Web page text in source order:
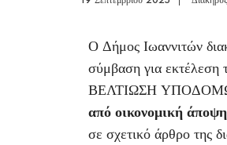
Ο Δήμος Ιωαννιτών
σύμβαση για
ΒΕΛΤΙΩΣΗ
από οικονομική
σε σχετικό άρθρο της